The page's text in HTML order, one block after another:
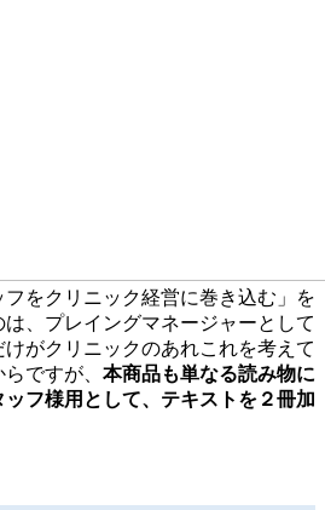
をクリニック経営に巻き込む」を
、プレイングマネージャーとして
がクリニックのあれこれを考えて
ですが、 本商品も単なる読み物に
フ様用として、テキストを２冊加